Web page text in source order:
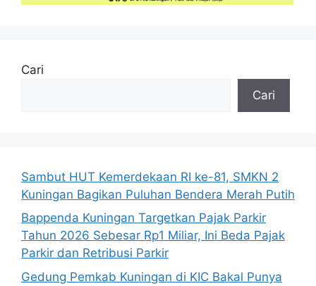
Cari
Cari
Sambut HUT Kemerdekaan RI ke-81, SMKN 2
Kuningan Bagikan Puluhan Bendera Merah Putih
Bappenda Kuningan Targetkan Pajak Parkir
Tahun 2026 Sebesar Rp1 Miliar, Ini Beda Pajak
Parkir dan Retribusi Parkir
Gedung Pemkab Kuningan di KIC Bakal Punya